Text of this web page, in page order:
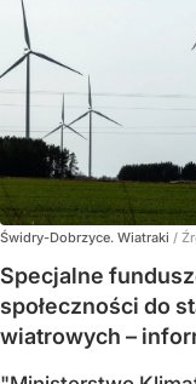
Świdry-Dobrzyce. Wiatraki /
Specjalne
społeczności do
wiatrowych –